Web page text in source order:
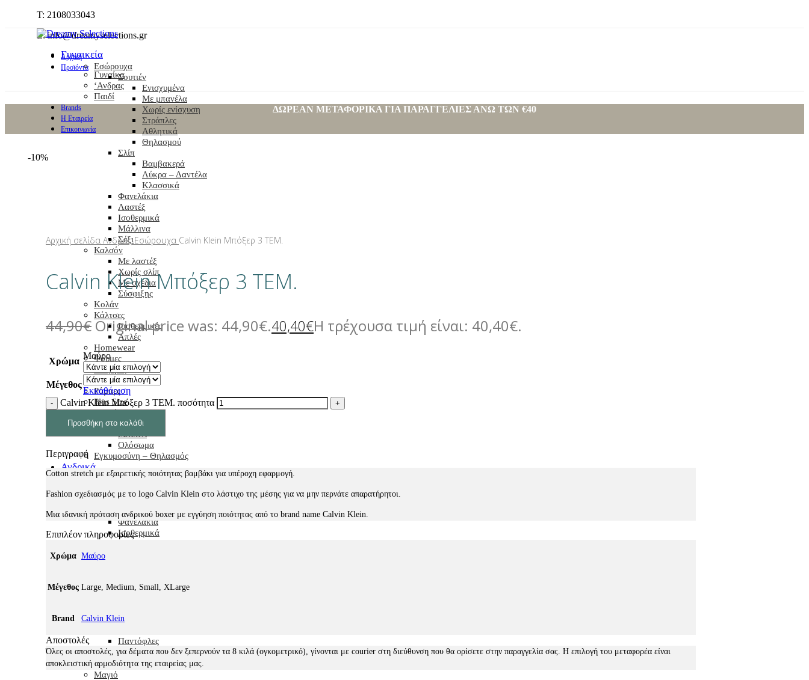
T: 2108033043
E: info@dreamyselections.gr
Αρχική
Προϊόντα
Γυναίκα
‘Ανδρας
Παιδί
Brands
Η Εταιρεία
Επικοινωνία
Γυναικεία
Εσώρουχα
Σουτιέν
Ενισχυμένα
Με μπανέλα
Χωρίς ενίσχυση
Στράπλες
Αθλητικά
Θηλασμού
Σλίπ
Βαμβακερά
Λύκρα – Δαντέλα
Κλασσικά
Φανελάκια
Λαστέξ
Ισοθερμικά
Μάλλινα
Σέξι
Καλσόν
Με λαστέξ
Χωρίς σλίπ
Με σχέδια
Σύσφιξης
Κολάν
Κάλτσες
Ισοθερμικές
Απλές
Homewear
Φόρμες
Πιτζάμες
Νυχτικά
Ρόμπες
Plus Size
Παντόφλες
Μαγιό
Μπικίνι
Ολόσωμα
Εγκυμοσύνη – Θηλασμός
Ανδρικά
Μαγιό
Εσώρουχα
Σλιπ
Μπόξερ
Φανελάκια
Ισοθερμικά
Κάλτσες
Ισοθερμικές
Πιτζάμες
Παντόφλες
Στρατός
Παιδικά
Μαγιό
ΔΩΡΕΑΝ ΜΕΤΑΦΟΡΙΚΑ ΓΙΑ ΠΑΡΑΓΓΕΛΙΕΣ ΑΝΩ ΤΩΝ €40
-10%
Αρχική σελίδα ΑνδραςΕσώρουχα Calvin Klein Μπόξερ 3 ΤΕΜ.
Calvin Klein Μπόξερ 3 ΤΕΜ.
44,90€Original price was: 44,90€.40,40€Η τρέχουσα τιμή είναι: 40,40€.
Χρώμα
Μαύρο
Μέγεθος
Εκκαθάριση
Calvin Klein Μπόξερ 3 ΤΕΜ. ποσότητα
Προσθήκη στο καλάθι
Περιγραφή
Cotton stretch με εξαιρετικής ποιότητας βαμβάκι για υπέροχη εφαρμογή.
Fashion σχεδιασμός με το logo Calvin Klein στο λάστιχο της μέσης για να μην περνάτε απαρατήρητοι.
Μια ιδανική πρόταση ανδρικού boxer με εγγύηση ποιότητας από το brand name Calvin Klein.
Επιπλέον πληροφορίες
Χρώμα Μαύρο
Μέγεθος Large, Medium, Small, XLarge
Brand Calvin Klein
Αποστολές
Όλες οι αποστολές, για δέματα που δεν ξεπερνούν τα 8 κιλά (ογκομετρικό), γίνονται με courier στη διεύθυνση που θα ορίσετε στην παραγγελία σας. Η επιλογή του μεταφορέα είναι
αποκλειστική αρμοδιότητα της εταιρείας μας.